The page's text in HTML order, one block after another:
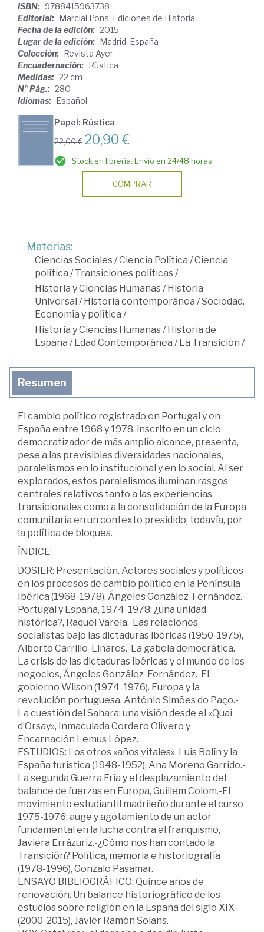
ISBN: 9788415963738
Editorial: Marcial Pons, Ediciones de Historia
Fecha de la edición: 2015
Lugar de la edición: Madrid. España
Colección: Revista Ayer
Encuadernación: Rústica
Medidas: 22 cm
Nº Pág.: 280
Idiomas: Español
Papel: Rústica
22,00 € 20,90 €
Stock en librería. Envío en 24/48 horas
COMPRAR
Materias:
Ciencias Sociales /Ciencia Política /Ciencia
política /Transiciones políticas /
Historia y Ciencias Humanas /Historia
Universal /Historia contemporánea /Sociedad.
Economía y política /
Historia y Ciencias Humanas /Historia de
España /Edad Contemporánea /La Transición /
Resumen
El cambio político registrado en Portugal y en
España entre 1968 y 1978, inscrito en un ciclo
democratizador de más amplio alcance, presenta,
pese a las previsibles diversidades nacionales,
paralelismos en lo institucional y en lo social. Al ser
explorados, estos paralelismos iluminan rasgos
centrales relativos tanto a las experiencias
transicionales como a la consolidación de la Europa
comunitaria en un contexto presidido, todavía, por
la política de bloques.
ÍNDICE:
DOSIER: Presentación. Actores sociales y políticos
en los procesos de cambio político en la Península
Ibérica (1968-1978), Ángeles González-Fernández.-
Portugal y España, 1974-1978: ¿una unidad
histórica?, Raquel Varela.-Las relaciones
socialistas bajo las dictaduras ibéricas (1950-1975),
Alberto Carrillo-Linares.-La gabela democrática.
La crisis de las dictaduras ibéricas y el mundo de los
negocios, Ángeles González-Fernández.-El
gobierno Wilson (1974-1976). Europa y la
revolución portuguesa, António Simões do Paço.-
La cuestión del Sahara: una visión desde el «Quai
d’Orsay», Inmaculada Cordero Olivero y
Encarnación Lemus López.
ESTUDIOS: Los otros «años vitales». Luis Bolín y la
España turística (1948-1952), Ana Moreno Garrido.-
La segunda Guerra Fría y el desplazamiento del
balance de fuerzas en Europa, Guillem Colom.-El
movimiento estudiantil madrileño durante el curso
1975-1976: auge y agotamiento de un actor
fundamen­tal en la lucha contra el franquismo,
Javiera Errázuriz.-¿Cómo nos han contado la
Transición? Política, memoria e historiografía
(1978-1996), Gonzalo Pasamar.
ENSAYO BIBLIOGRÁFICO: Quince años de
renovación. Un balance historiográfico de los
estudios sobre religión en la España del siglo XIX
(2000-2015), Javier Ramón Solans.